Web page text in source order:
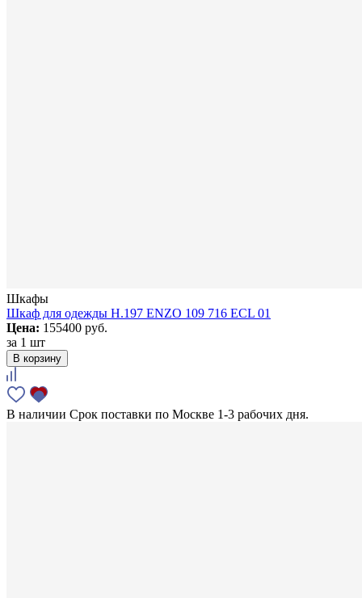
Шкафы
Шкаф для одежды H.197 ENZO 109 716 ECL 01
Цена: 155400 руб.
за 1 шт
В корзину
В наличии Срок поставки по Москве 1-3 рабочих дня.